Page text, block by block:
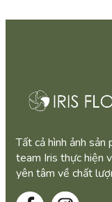
Tất cả hình ảnh
team Iris thực hiện
yên tâm về chất